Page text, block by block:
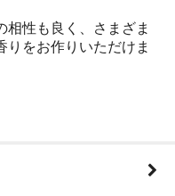
性も良く、さまざま
りをお作りいただけま